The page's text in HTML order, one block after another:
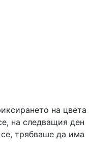
на цвета
на следващия ден
трябваше да има